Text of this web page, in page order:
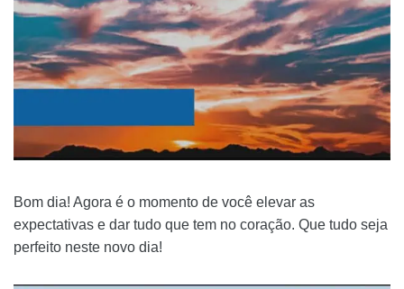
Bom dia! Agora é o momento de você elevar as
expectativas e dar tudo que tem no coração. Que tudo seja
perfeito neste novo dia!